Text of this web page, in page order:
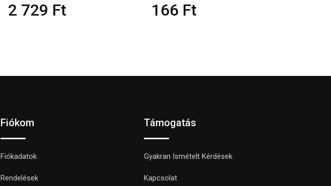
2 729 Ft 166 Ft
Fiókom
Fiókadatok
Rendelések
Támogatás
Gyakran Ismételt Kérdések
Kapcsolat